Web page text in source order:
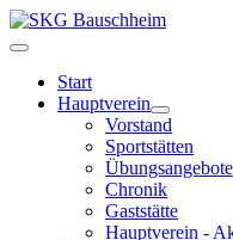
Start
Hauptverein
Vorstand
Sportstätten
Übungsangebote
Chronik
Gaststätte
Hauptverein -